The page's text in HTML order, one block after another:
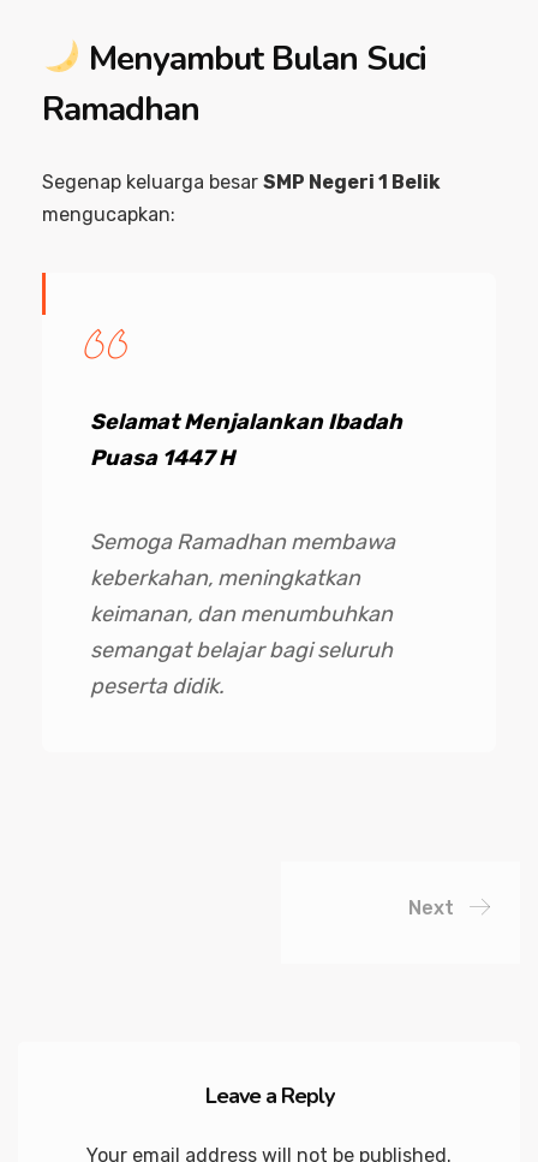
Menyambut Bulan Suci
Ramadhan
Segenap keluarga besar SMP Negeri 1 Belik
mengucapkan:
Selamat Menjalankan Ibadah
Puasa 1447 H
Semoga Ramadhan membawa
keberkahan, meningkatkan
keimanan, dan menumbuhkan
semangat belajar bagi seluruh
peserta didik.
Next
Leave a Reply
Your email address will not be published.